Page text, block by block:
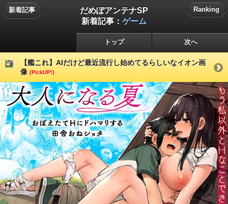
新着記事
だめぽアンテナSP
新着記事： ゲーム
Ranking
トップ 次へ
【艦これ】AIだけど最近流行し始めてるらしいなイオン画
像 (PickUP!)